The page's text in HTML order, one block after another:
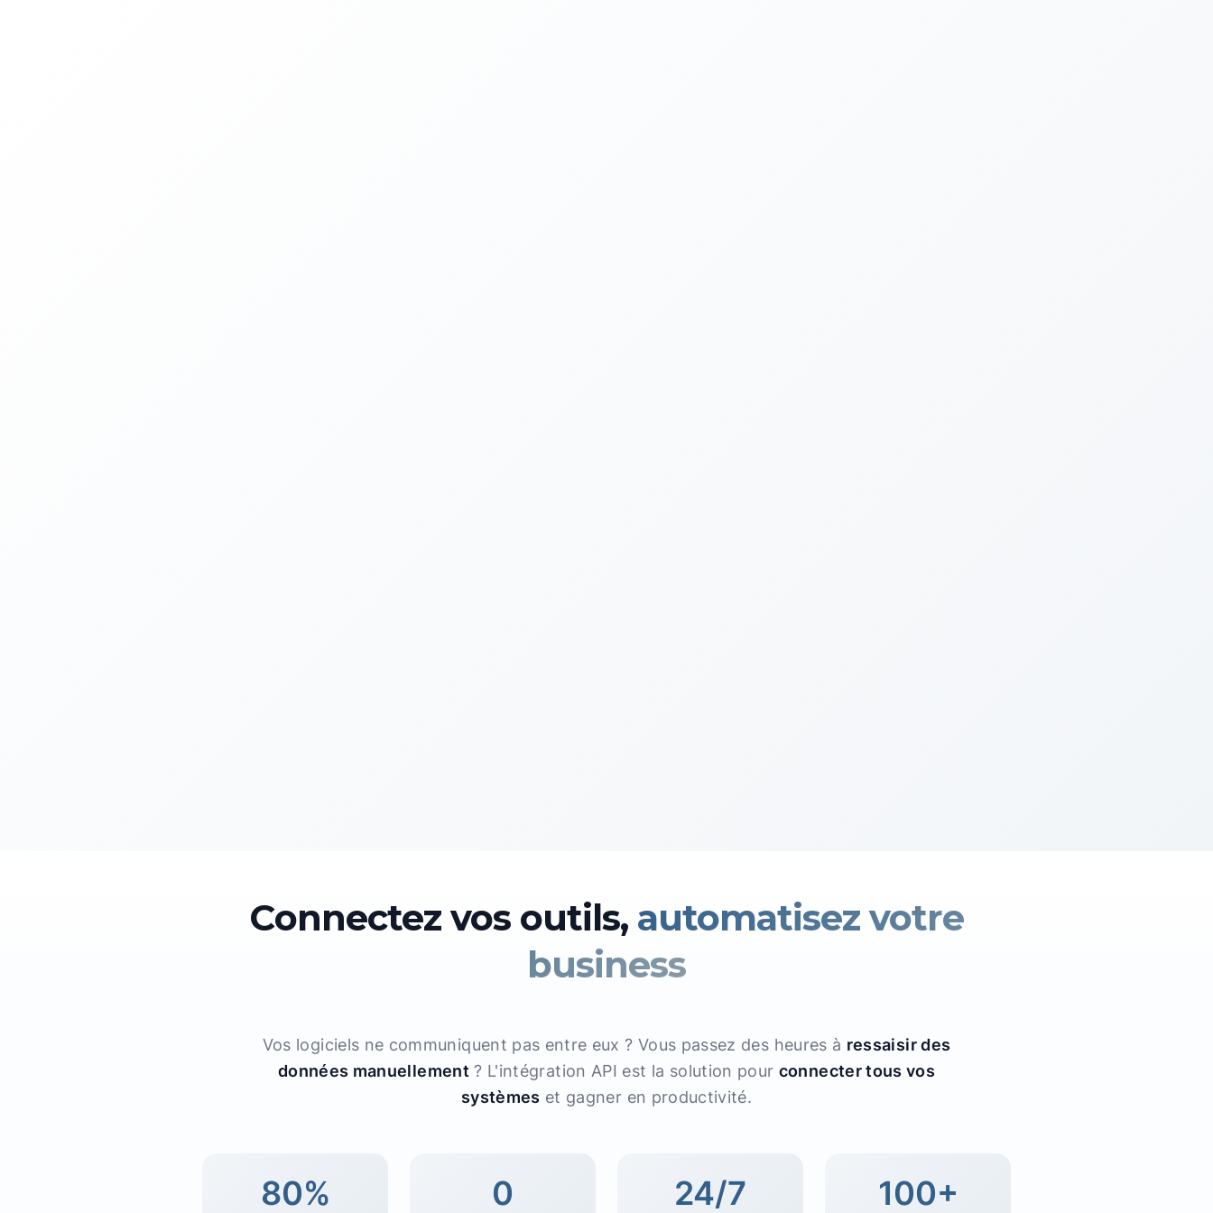
Connectez vos outils, automatisez votre
business
Vos logiciels ne communiquent pas entre eux ? Vous passez des heures à ressaisir des
données manuellement ? L'intégration API est la solution pour connecter tous vos
systèmes et gagner en productivité.
80% 0 24/7 100+